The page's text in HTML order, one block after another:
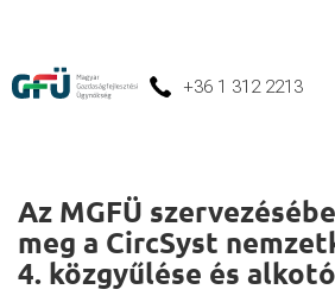
+36 1 312 2213
Az MGFÜ
meg a CircSyst
4. közgyűlése és